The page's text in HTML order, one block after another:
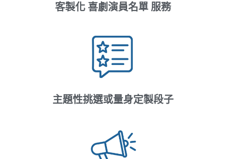
客製化 喜劇演員名單 服務
主題性挑選或量身定製段子